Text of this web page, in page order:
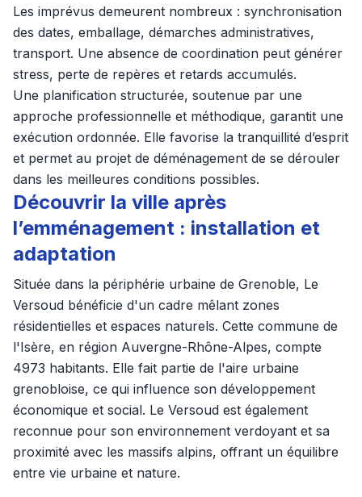
Les imprévus demeurent nombreux : synchronisation
des dates, emballage, démarches administratives,
transport. Une absence de coordination peut générer
stress, perte de repères et retards accumulés.
Une planification structurée, soutenue par une
approche professionnelle et méthodique, garantit une
exécution ordonnée. Elle favorise la tranquillité d’esprit
et permet au projet de déménagement de se dérouler
dans les meilleures conditions possibles.
Découvrir la ville après
l’emménagement : installation et
adaptation
Située dans la périphérie urbaine de Grenoble, Le
Versoud bénéficie d'un cadre mêlant zones
résidentielles et espaces naturels. Cette commune de
l'Isère, en région Auvergne-Rhône-Alpes, compte
4973 habitants. Elle fait partie de l'aire urbaine
grenobloise, ce qui influence son développement
économique et social. Le Versoud est également
reconnue pour son environnement verdoyant et sa
proximité avec les massifs alpins, offrant un équilibre
entre vie urbaine et nature.